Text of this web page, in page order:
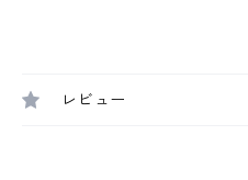
レビュー